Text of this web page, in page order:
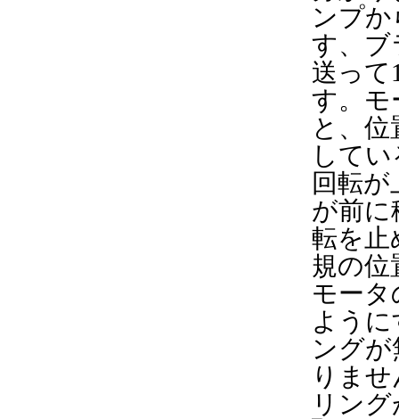
ンプ
す、ブ
送って
す。モ
と、
して
回転
が前に
転を止
規の位
モータ
よう
ング
りま
リン